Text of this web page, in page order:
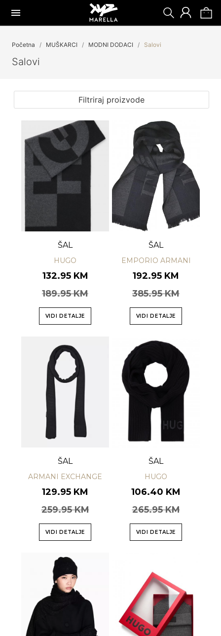
Početna MUŠKARCI MODNI DODACI Salovi
Salovi
Filtriraj proizvode
ŠAL
HUGO
132.95 KM
189.95 KM
VIDI DETALJE
ŠAL
EMPORIO ARMANI
192.95 KM
385.95 KM
VIDI DETALJE
ŠAL
ARMANI EXCHANGE
129.95 KM
259.95 KM
VIDI DETALJE
ŠAL
HUGO
106.40 KM
265.95 KM
VIDI DETALJE